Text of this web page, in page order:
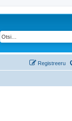
Registreeru